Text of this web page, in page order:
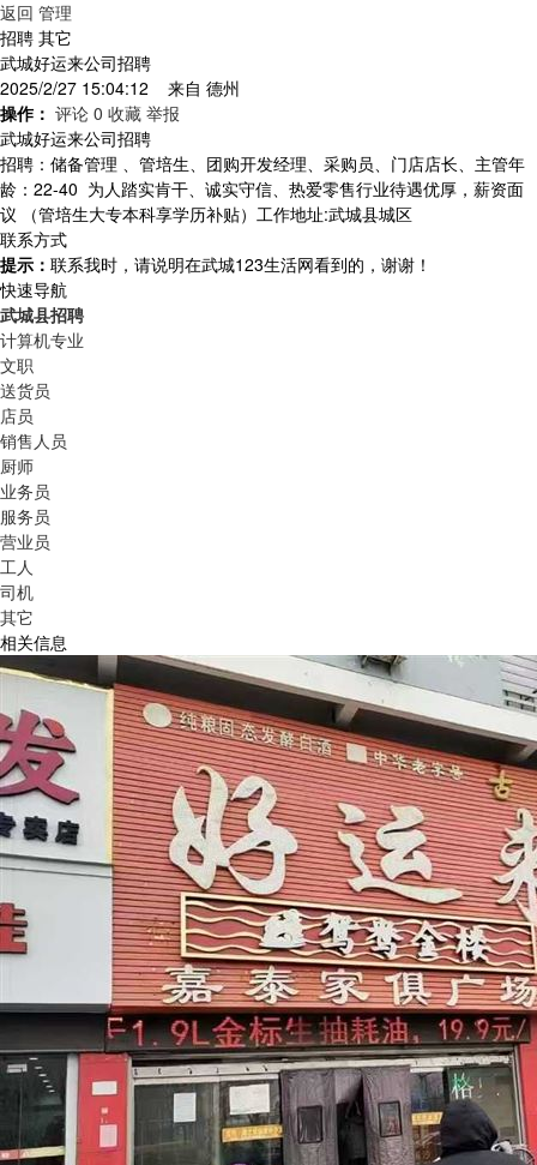
返回 管理
招聘 其它
武城好运来公司招聘
2025/2/27 15:04:12 来自 德州
操作： 评论 0 收藏 举报
武城好运来公司招聘
招聘：储备管理 、管培生、团购开发经理、采购员、门店店长、主管年
龄：22-40 为人踏实肯干、诚实守信、热爱零售行业待遇优厚，薪资面
议 （管培生大专本科享学历补贴）工作地址:武城县城区
联系方式
提示： 联系我时，请说明在武城123生活网看到的，谢谢！
快速导航
武城县招聘
计算机专业
文职
送货员
店员
销售人员
厨师
业务员
服务员
营业员
工人
司机
其它
相关信息